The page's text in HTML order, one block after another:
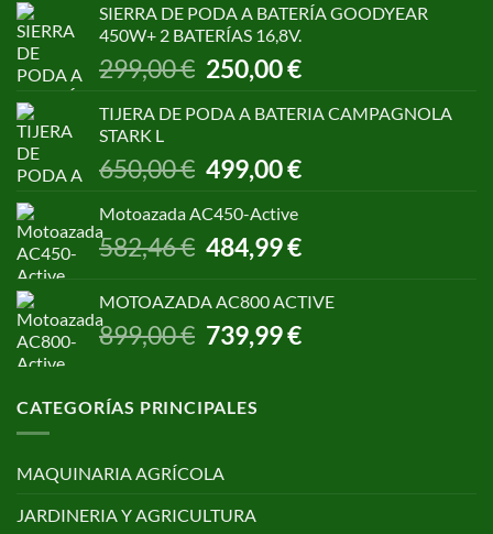
era:
1.055,00 €.
es:
SIERRA DE PODA A BATERÍA GOODYEAR
450W+ 2 BATERÍAS 16,8V.
299,00€ El
precio
original
299,00 €.
250,00€El
precio
actual
250,00 €.
TIJERA DE PODA A BATERIA CAMPAGNOLA
STARK L
650,00€
El
precio
original
650,00 €.
499,00€El
precio
499,00 €.
Motoazada AC450-Active
582,46€
El
precio
era:
582,46 €.
484,99€El
precio
es:
484,99 €.
MOTOAZADA AC800 ACTIVE
899,00€ El
precio
era:
899,00 €.
739,99€El
precio
CATEGORÍAS PRINCIPALES
MAQUINARIA AGRÍCOLA
JARDINERIA Y AGRICULTURA